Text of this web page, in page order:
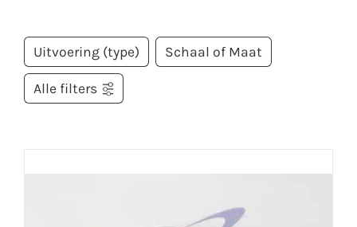
Uitvoering (type) Schaal of Maat
Alle filters